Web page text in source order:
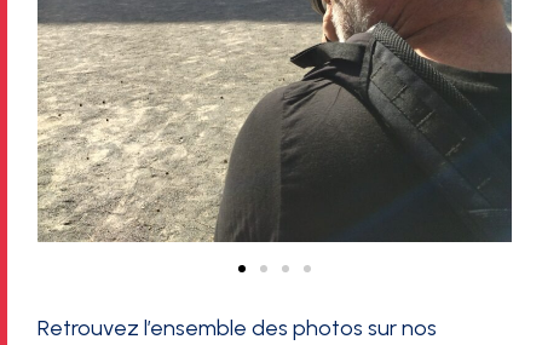
Retrouvez l’ensemble des photos sur nos